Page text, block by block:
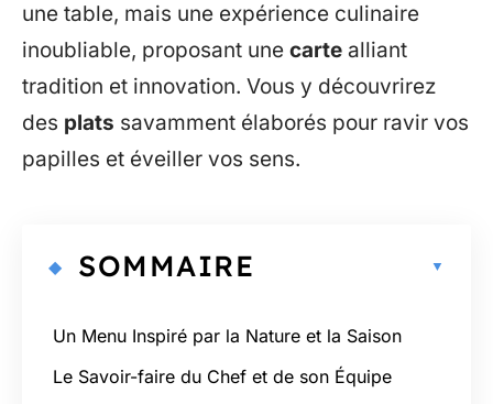
une table, mais une expérience culinaire
inoubliable, proposant une carte alliant
tradition et innovation. Vous y découvrirez
des plats savamment élaborés pour ravir vos
papilles et éveiller vos sens.
SOMMAIRE
Un Menu Inspiré par la Nature et la Saison
Le Savoir-faire du Chef et de son Équipe